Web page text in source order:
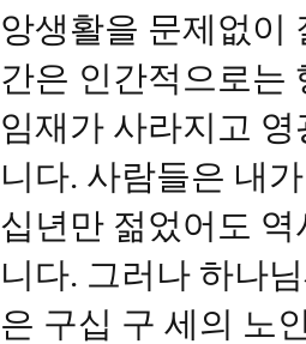
앙생활을 문제없이
간은 인간적으로는
임재가 사라지고
니다. 사람들은 내
십년만 젊었어도
니다. 그러나 하나
은 구십 구 세의 노